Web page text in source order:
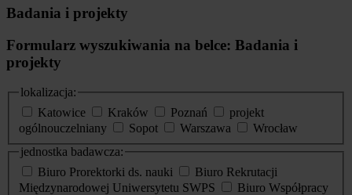
Badania i projekty
Formularz wyszukiwania na belce: Badania i
projekty
lokalizacja:
Katowice
Kraków Poznań
projekt
ogólnouczelniany
Sopot Warszawa
Wrocław
jednostka badawcza:
Biuro Prorektorki ds. nauki
Biuro Rekrutacji
Międzynarodowej Uniwersytetu SWPS
Biuro Współpracy